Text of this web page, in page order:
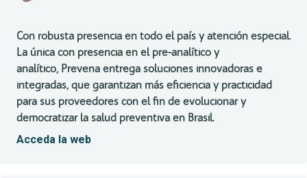
Con robusta presencia en todo el país y atención especial.
La única con presencia en el pre-analítico y
analítico, Prevena entrega soluciones innovadoras e
integradas, que garantizan más eficiencia y practicidad
para sus proveedores con el fin de evolucionar y
democratizar la salud preventiva en Brasil.
Acceda la web